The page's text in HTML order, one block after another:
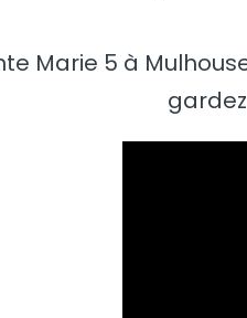
Marie 5 à